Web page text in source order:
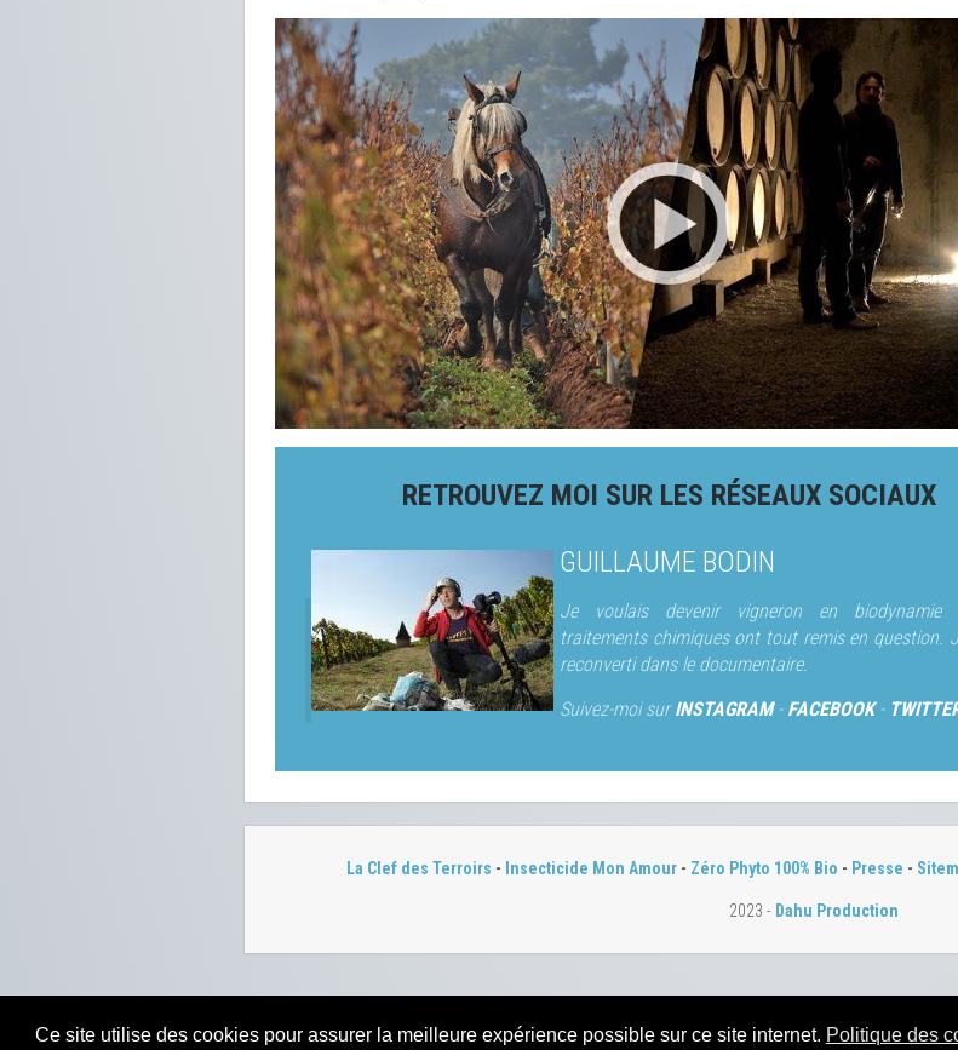
Ce site utilise des cookies pour assurer la meilleure expérience possible sur ce site internet. Politique des
RETROUVEZ MOI SUR LES RÉSEAUX SOCIAUX
GUILLAUME BODIN
Je voulais devenir vigneron en biodynamie
traitements chimiques ont tout remis en question.
reconverti dans le documentaire.
Suivez-moi surINSTAGRAM- FACEBOOK-
La Clef des Terroirs - Insecticide Mon Amour - Zéro Phyto 100% Bio - Presse -
2023 - Dahu Production